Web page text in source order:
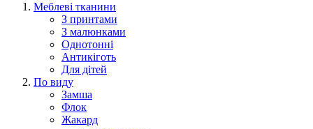
Меблеві тканини
З принтами
З малюнками
Однотонні
Антикіготь
Для дітей
По виду
Замша
Флок
Жакард